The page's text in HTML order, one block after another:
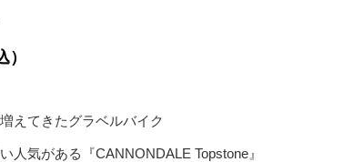
えてきたグラベルバイク
人気がある『CANNONDALE Topstone』